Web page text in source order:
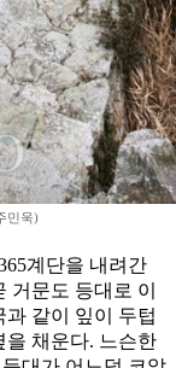
민욱)
계단을 내려간
거문도 등대로 이
같이 잎이 두텁
을 채운다. 느슨한